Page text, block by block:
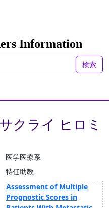
Information
検索
クライ ヒロミ
医学医療系
特任助教
Assessment of Multiple
Prognostic Scores in